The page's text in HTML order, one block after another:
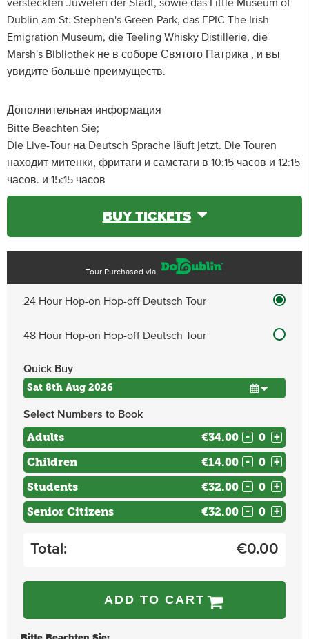
versteckten Juwelen der Stadt, sowie das Little Museum of
Dublin am St. Stephen's Green Park, das EPIC The Irish
Emigration Museum, die Teeling Whisky Distillerie, die
Marsh's Bibliothek не в соборе Святого Патрика , и вы
увидите больше преимуществ.
Дополнительная информация
Bitte Beachten Sie;
Die Live-Tour на Deutsch Sprache läuft jetzt. Die Touren
находит митенки, фритаги и самстаги в 10:15 часов и 12:15
часов. и 15:15 часов
BUY TICKETS
Tour Purchased via
24 Hour Hop-on Hop-off Deutsch Tour
48 Hour Hop-on Hop-off Deutsch Tour
Quick Buy
Select Numbers to Book
Adults €34.00 - +
Children €14.00 - +
Students €32.00 - +
Senior Citizens €32.00 - +
Total: €0.00
ADD TO CART